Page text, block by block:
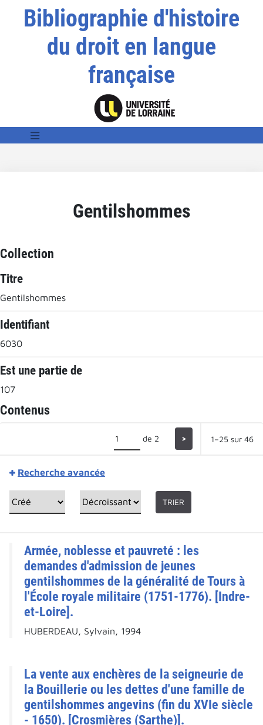
Bibliographie d'histoire
du droit en langue
française
Gentilshommes
Collection
Titre
Gentilshommes
Identifiant
6030
Est une partie de
107
Contenus
de 2 > 1–25 sur 46
Recherche avancée
TRIER
Armée, noblesse et pauvreté : les
demandes d'admission de jeunes
gentilshommes de la généralité de Tours à
l'École royale militaire (1751-1776). [Indre-
et-Loire].
HUBERDEAU, Sylvain, 1994
La vente aux enchères de la seigneurie de
la Bouillerie ou les dettes d'une famille de
gentilshommes angevins (fin du XVIe siècle
- 1650). [Crosmières (Sarthe)].